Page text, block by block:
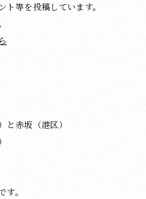
等を投稿しています。
と赤坂（港区）
。